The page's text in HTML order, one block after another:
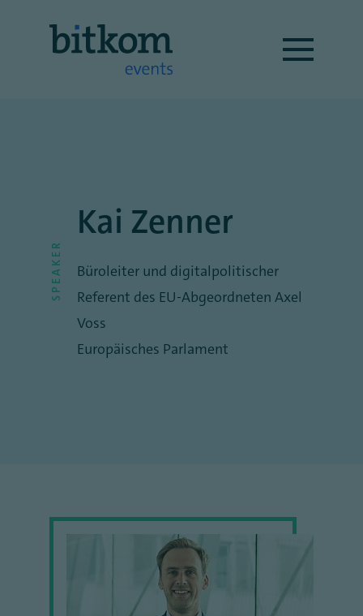
SPEAKER
Kai Zenner
Büroleiter und digitalpolitischer
Referent des EU-Abgeordneten Axel
Voss
Europäisches Parlament